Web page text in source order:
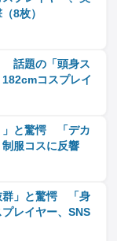
8枚）
話題の「頭身ス
コスプレイ
」と驚愕 「デカ
服コスに反響
群」と驚愕 「身
レイヤー、SNS